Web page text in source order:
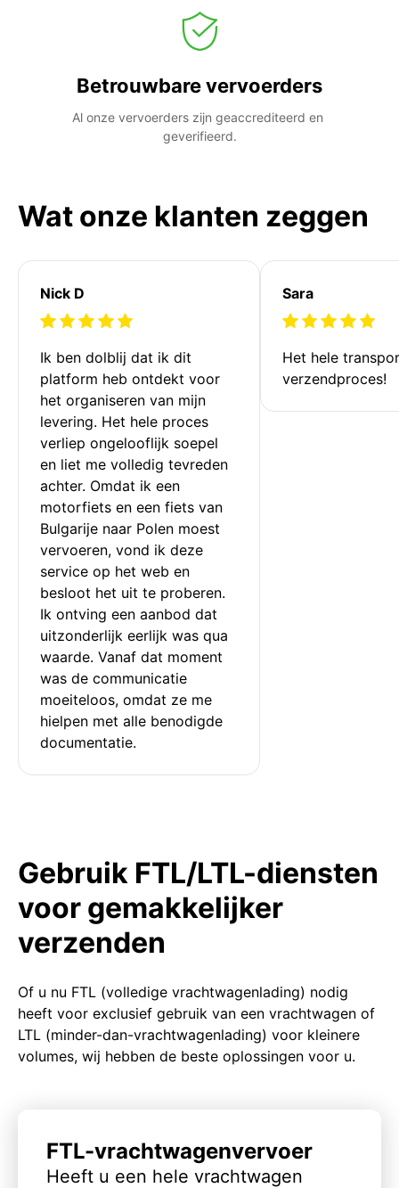
Betrouwbare vervoerders
Al onze vervoerders zijn geaccrediteerd en
geverifieerd.
Wat onze klanten zeggen
Nick D
Ik ben dolblij dat ik dit
platform heb ontdekt voor
het organiseren van mijn
levering. Het hele proces
verliep ongelooflijk soepel
en liet me volledig tevreden
achter. Omdat ik een
motorfiets en een fiets van
Bulgarije naar Polen moest
vervoeren, vond ik deze
service op het web en
besloot het uit te proberen.
Ik ontving een aanbod dat
uitzonderlijk eerlijk was qua
waarde. Vanaf dat moment
was de communicatie
moeiteloos, omdat ze me
hielpen met alle benodigde
documentatie.
Sara
Het hele
verzendproces!
Gebruik FTL/LTL-diensten
voor gemakkelijker
verzenden
Of u nu FTL (volledige vrachtwagenlading) nodig
heeft voor exclusief gebruik van een vrachtwagen of
LTL (minder-dan-vrachtwagenlading) voor kleinere
volumes, wij hebben de beste oplossingen voor u.
FTL-vrachtwagenvervoer
Heeft u een hele vrachtwagen